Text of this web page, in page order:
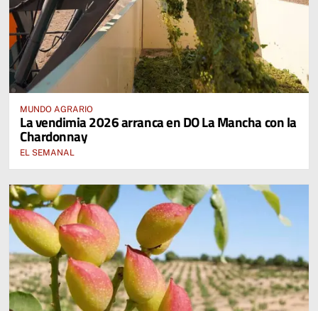
MUNDO AGRARIO
La vendimia 2026 arranca en DO La Mancha con la
Chardonnay
EL SEMANAL